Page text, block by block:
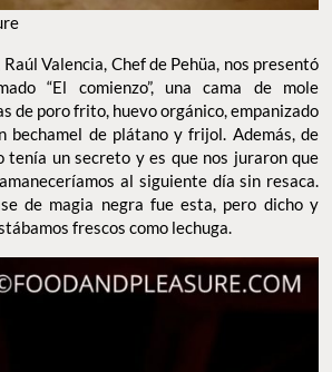
Valencia, Chef de Pehüa, nos presentó
“El comienzo”, una cama de mole
de poro frito, huevo orgánico, empanizado
bechamel de plátano y frijol. Además, de
un secreto y es que nos juraron que
al siguiente día sin resaca.
de magia negra fue esta, pero dicho y
frescos como lechuga.